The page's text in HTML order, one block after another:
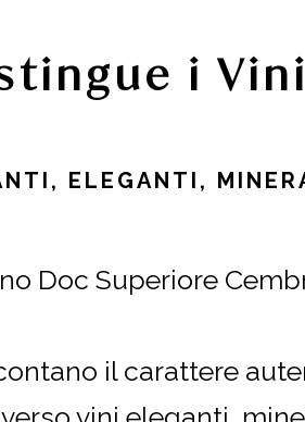
i
ELEGANTI,
Doc Superiore
il carattere